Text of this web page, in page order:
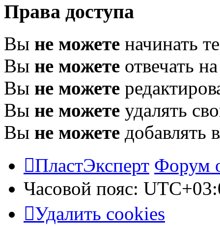
Права доступа
Вы не можете начинать
Вы не можете отвечать
Вы не можете
Вы не можете удалять
Вы не можете добавлять
ПластЭксперт Форум
Часовой пояс:
Удалить cookies